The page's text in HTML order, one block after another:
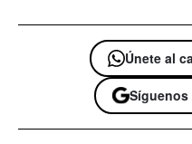
Únete al
Síguenos